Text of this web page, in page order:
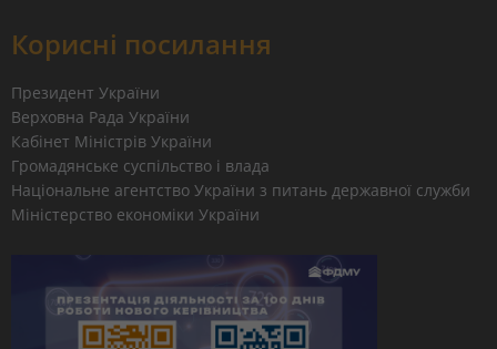
Корисні посилання
Президент України
Верховна Рада України
Кабінет Міністрів України
Громадянське суспільство і влада
Національне агентство України з питань державної служби
Міністерство економіки України